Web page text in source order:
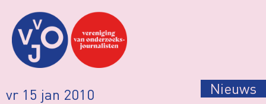
vr 15 jan 2010 Nieuws